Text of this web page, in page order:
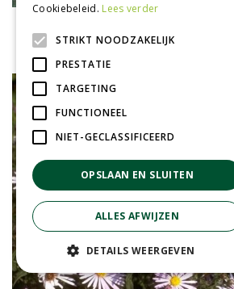
Aster 'Jenny'
Cookiebeleid. Lees verder
STRIKT NOODZAKELIJK
PRESTATIE
TARGETING
FUNCTIONEEL
NIET-GECLASSIFICEERD
OPSLAAN EN SLUITEN
ALLES AFWIJZEN
DETAILS WEERGEVEN